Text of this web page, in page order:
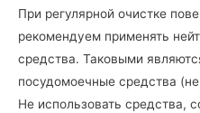
При регулярной очистке
рекомендуем применять
средства. Таковыми
посудомоечные средства
Не использовать средства,